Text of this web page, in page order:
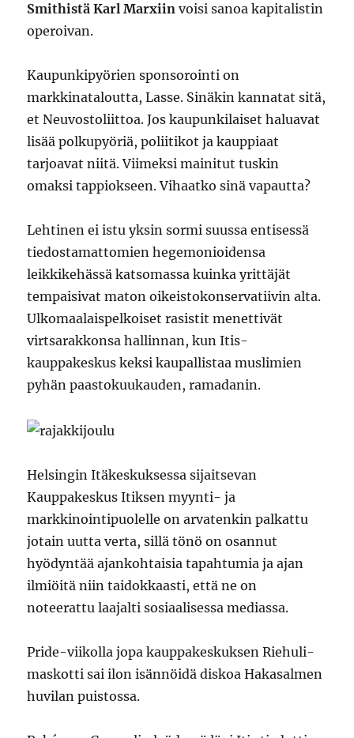
Smithistä Karl Marxiin voisi sanoa kapitalistin
operoivan.
Kaupunkipyörien sponsorointi on
markkinataloutta, Lasse. Sinäkin kannatat sitä,
et Neuvostoliittoa. Jos kaupunkilaiset haluavat
lisää polkupyöriä, poliitikot ja kauppiaat
tarjoavat niitä. Viimeksi mainitut tuskin
omaksi tappiokseen. Vihaatko sinä vapautta?
Lehtinen ei istu yksin sormi suussa entisessä
tiedostamattomien hegemonioidensa
leikkikehässä katsomassa kuinka yrittäjät
tempaisivat maton oikeistokonservatiivin alta.
Ulkomaalaispelkoiset rasistit menettivät
virtsarakkonsa hallinnan, kun Itis-
kauppakeskus keksi kaupallistaa muslimien
pyhän paastokuukauden, ramadanin.
Helsingin Itäkeskuksessa sijaitsevan
Kauppakeskus Itiksen myynti- ja
markkinointipuolelle on arvatenkin palkattu
jotain uutta verta, sillä tönö on osannut
hyödyntää ajankohtaisia tapahtumia ja ajan
ilmiöitä niin taidokkaasti, että ne on
noteerattu laajalti sosiaalisessa mediassa.
Pride-viikolla jopa kauppakeskuksen Riehuli-
maskotti sai ilon isännöidä diskoa Hakasalmen
huvilan puistossa.